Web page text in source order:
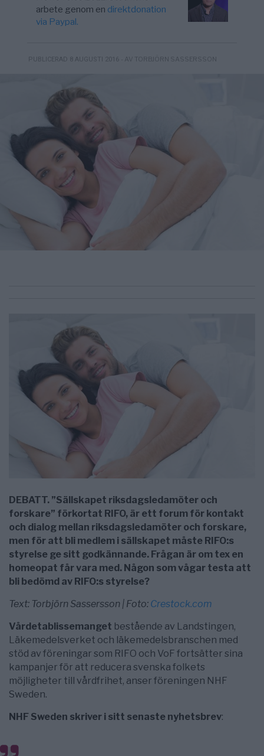
arbete genom en direktdonation
via Paypal.
PUBLICERAD 8 AUGUSTI 2016 - AV TORBJÖRN SASSERSSON
DEBATT. ”Sällskapet riksdagsledamöter och
forskare” förkortat RIFO, är ett forum för kontakt
och dialog mellan riksdagsledamöter och forskare,
men för att bli medlem i sällskapet måste RIFO:s
styrelse ge sitt godkännande. Frågan är om tex en
homeopat får vara med. Någon som vågar testa att
bli bedömd av RIFO:s styrelse?
Text: Torbjörn Sassersson | Foto: Crestock.com
Vårdetablissemanget bestående av Landstingen,
Läkemedelsverket och läkemedelsbranschen med
stöd av föreningar som RIFO och VoF fortsätter sina
kampanjer för att reducera svenska folkets
möjligheter till vårdfrihet, anser föreningen NHF
Sweden.
NHF Sweden skriver i sitt senaste nyhetsbrev: